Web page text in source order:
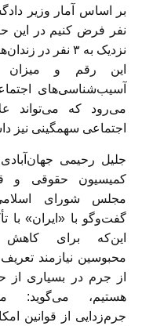
نفر فرض کنیم در این
نزدیک به ۳ نفر در زندان‌ها به سر می‌برند.
این رقم و میزان
آسیب‌شناسی‌های
می‌رود که می‌تواند
اجتماعی سهمگینی نیز
جلیل رحیمی
کمیسیون حقوقی و
مجلس شورای
گفت‌و‌گو با «ایران» با
این‌که برای کاهش
محبوسین نیازمند
از جرم در بسیاری از
هستیم، می‌گوید:
جرم‌زدایی از قوانین